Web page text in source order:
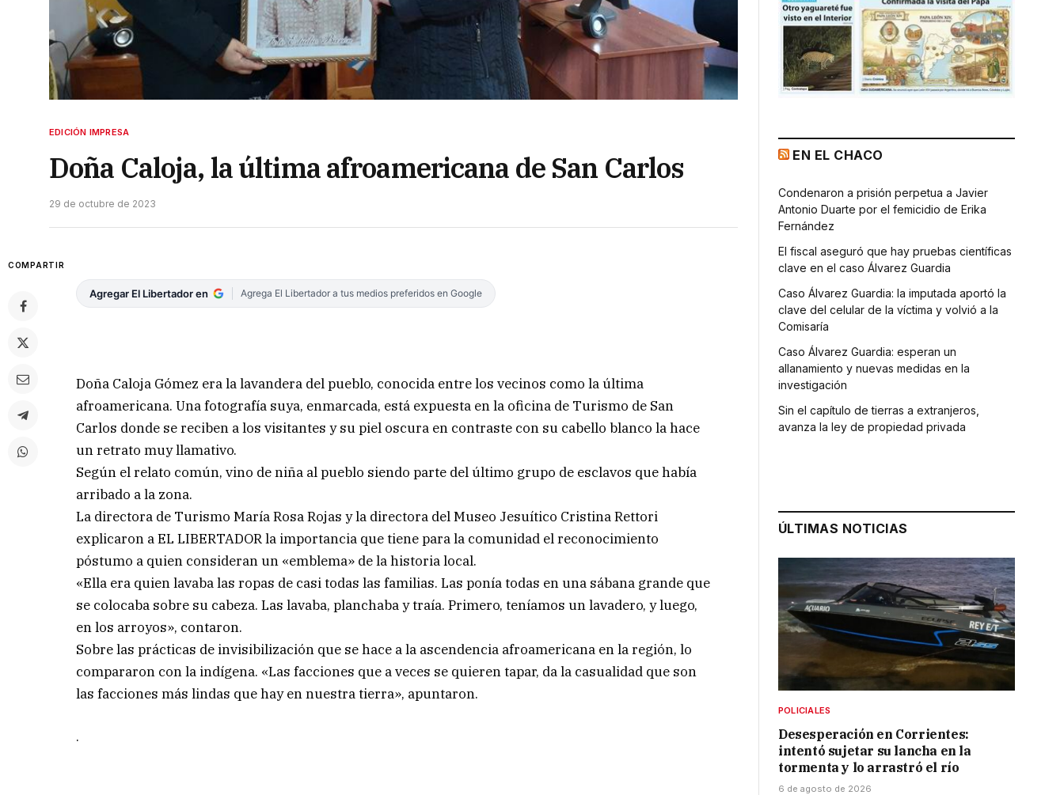
EDICIÓN IMPRESA
Doña Caloja, la última afroamericana de San Carlos
29 de octubre de 2023
COMPARTIR
Agregar El Libertador en Agrega El Libertador a tus medios preferidos en Google
Doña Caloja Gómez era la lavandera del pueblo, conocida entre los vecinos como la última
afroamericana. Una fotografía suya, enmarcada, está expuesta en la oficina de Turismo de San
Carlos donde se reciben a los visitantes y su piel oscura en contraste con su cabello blanco la hace
un retrato muy llamativo.
Según el relato común, vino de niña al pueblo siendo parte del último grupo de esclavos que había
arribado a la zona.
La directora de Turismo María Rosa Rojas y la directora del Museo Jesuítico Cristina Rettori
explicaron a EL LIBERTADOR la importancia que tiene para la comunidad el reconocimiento
póstumo a quien consideran un «emblema» de la historia local.
«Ella era quien lavaba las ropas de casi todas las familias. Las ponía todas en una sábana grande que
se colocaba sobre su cabeza. Las lavaba, planchaba y traía. Primero, teníamos un lavadero, y luego,
en los arroyos», contaron.
Sobre las prácticas de invisibilización que se hace a la ascendencia afroamericana en la región, lo
compararon con la indígena. «Las facciones que a veces se quieren tapar, da la casualidad que son
las facciones más lindas que hay en nuestra tierra», apuntaron.
.
EN EL CHACO
Condenaron a prisión perpetua a Javier
Antonio Duarte por el femicidio de Erika
Fernández
El fiscal aseguró que hay pruebas científicas
clave en el caso Álvarez Guardia
Caso Álvarez Guardia: la imputada aportó la
clave del celular de la víctima y volvió a la
Comisaría
Caso Álvarez Guardia: esperan un
allanamiento y nuevas medidas en la
investigación
Sin el capítulo de tierras a extranjeros,
avanza la ley de propiedad privada
ÚLTIMAS NOTICIAS
POLICIALES
Desesperación en Corrientes:
intentó sujetar su lancha en la
tormenta y lo arrastró el río
6 de agosto de 2026